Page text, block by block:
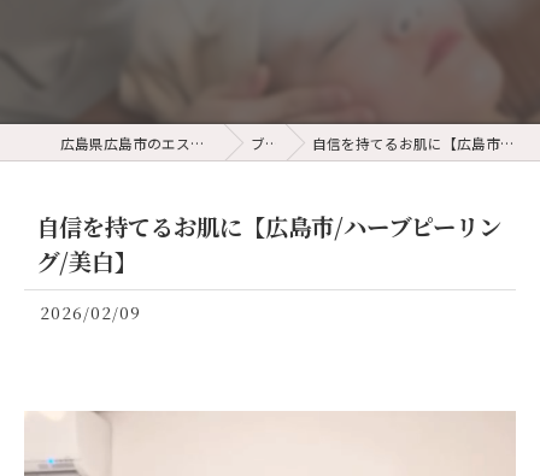
広島県広島市のエステならsalon de peche ブログ 自信を持てるお肌に【広島市/ハーブピーリング/美白】
自信を持てるお肌に【広島市/ハーブピーリン
グ/美白】
2026/02/09